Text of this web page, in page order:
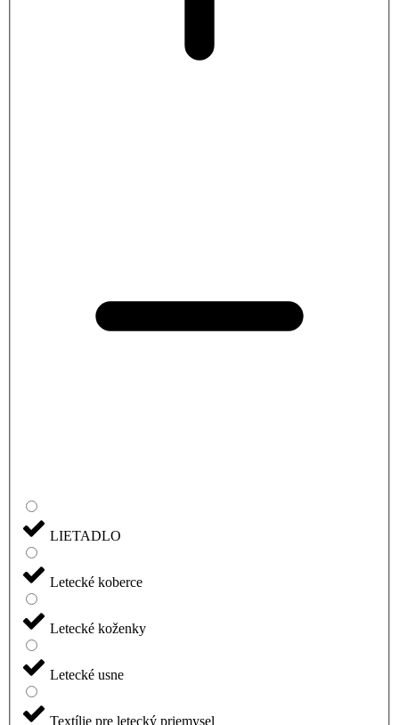
LIETADLO
Letecké koberce
Letecké koženky
Letecké usne
Textílie pre letecký priemysel